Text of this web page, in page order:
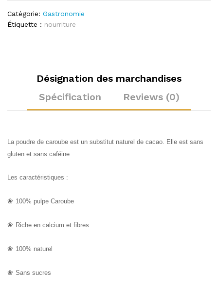
Catégorie: Gastronomie
Étiquette : nourriture
Désignation des marchandises
Spécification
Reviews (0)
La poudre de caroube est un substitut naturel de cacao. Elle est sans
gluten et sans caféine
Les caractéristiques :
❀ 100% pulpe Caroube
❀ Riche en calcium et fibres
❀ 100% naturel
❀ Sans sucres